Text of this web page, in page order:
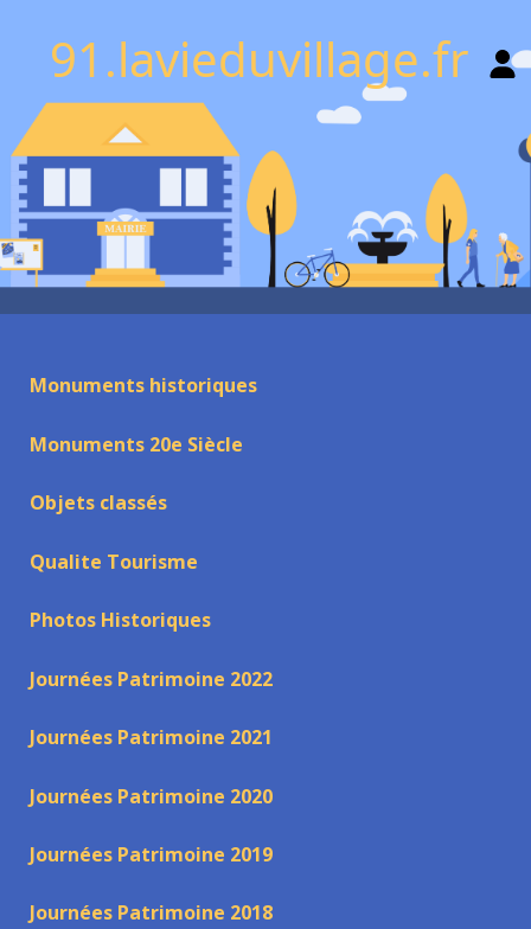
91.lavieduvillage.fr
Monuments historiques
Monuments 20e Siècle
Objets classés
Qualite Tourisme
Photos Historiques
Journées Patrimoine 2022
Journées Patrimoine 2021
Journées Patrimoine 2020
Journées Patrimoine 2019
Journées Patrimoine 2018